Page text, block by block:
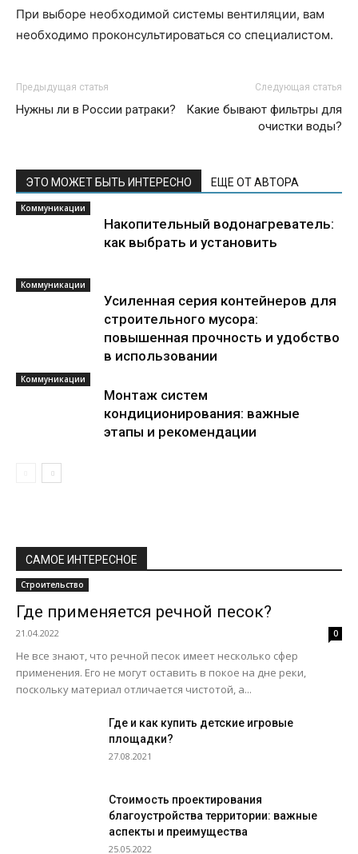
При выборе необходимой системы вентиляции, вам
необходимо проконсультироваться со специалистом.
Предыдущая статья
Нужны ли в России ратраки?
Следующая статья
Какие бывают фильтры для
очистки воды?
ЭТО МОЖЕТ БЫТЬ ИНТЕРЕСНО ЕЩЕ ОТ АВТОРА
Коммуникации
Накопительный водонагреватель:
как выбрать и установить
Коммуникации
Усиленная серия контейнеров для
строительного мусора:
повышенная прочность и удобство
в использовании
Коммуникации
Монтаж систем
кондиционирования: важные
этапы и рекомендации
САМОЕ ИНТЕРЕСНОЕ
Строительство
Где применяется речной песок?
21.04.2022 0
Не все знают, что речной песок имеет несколько сфер
применения. Его не могут оставить в покое на дне реки,
поскольку материал отличается чистотой, а...
Где и как купить детские игровые
площадки?
27.08.2021
Стоимость проектирования
благоустройства территории: важные
аспекты и преимущества
25.05.2022